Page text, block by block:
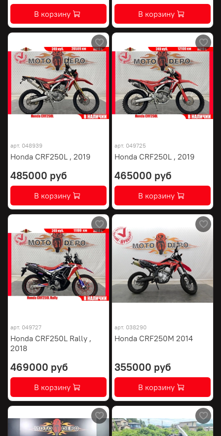
В корзину В корзину
арт. 048939
Honda CRF250L , 2019
485000 руб
В корзину
арт. 049725
Honda CRF250L , 2019
465000 руб
В корзину
арт. 049727
Honda CRF250L Rally ,
2018
469000 руб
В корзину
арт. 038290
Honda CRF250M 2014
355000 руб
В корзину